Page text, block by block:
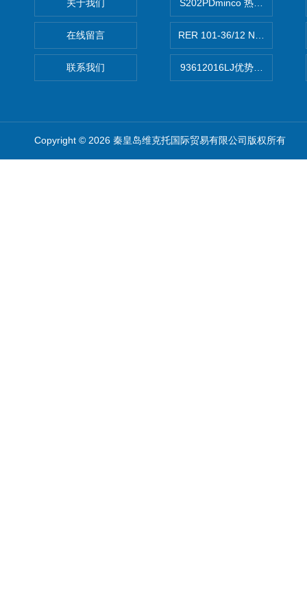
关于我们
在线留言
联系我们
S202PDminco 热电阻
RER 101-36/12 NHH离心
93612016LJ优势供应美国
Copyright © 2026 秦皇岛维克托国际贸易有限公司版权所有